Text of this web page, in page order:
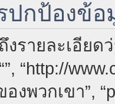
ปกป้องข้
รายละเอียด
“”, “http://
งพวกเขา”,